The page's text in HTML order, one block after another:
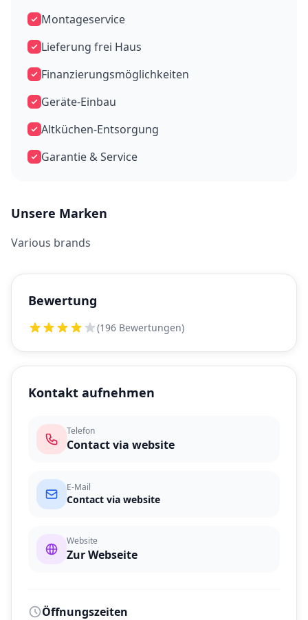
Montageservice
Lieferung frei Haus
Finanzierungsmöglichkeiten
Geräte-Einbau
Altküchen-Entsorgung
Garantie & Service
Unsere Marken
Various brands
Bewertung
(196 Bewertungen)
Kontakt aufnehmen
Telefon
Contact via website
E-Mail
Contact via website
Website
Zur Webseite
Öffnungszeiten